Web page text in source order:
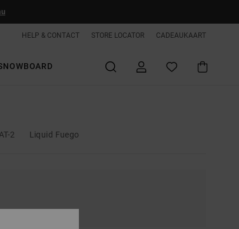
HELP & CONTACT STORE LOCATOR CADEAUKAART
AT-2 Liquid Fuego